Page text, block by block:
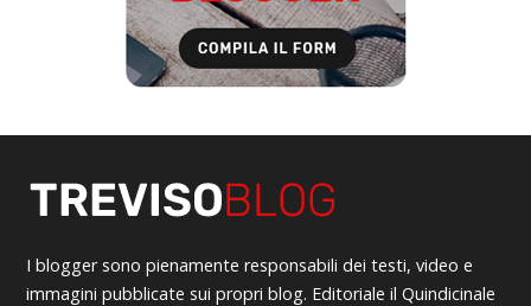
I blogger sono pienamente responsabili dei testi, video e
immagini pubblicate sui propri blog. Editoriale il Quindicinale